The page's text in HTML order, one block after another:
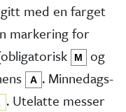
med en farget
markering for
M
og
A . Minnedags­
. Utelatte messer